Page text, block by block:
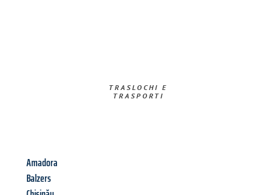
TRASLOCHI E
TRASPORTI​
Amadora
Balzers